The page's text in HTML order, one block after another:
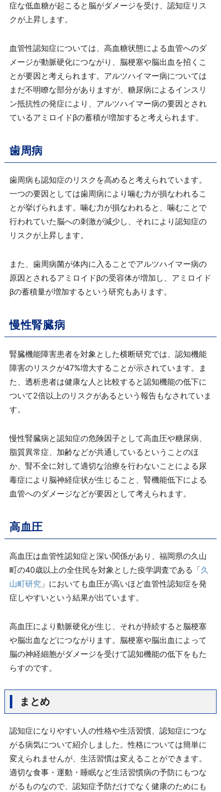
症な低血糖が起こると脳がダメージを受け、認知症リス
クが上昇します。
血管性認知症については、高血糖状態による血管へのダ
メージが動脈硬化につながり、脳梗塞や脳出血を招くこ
とが要因と考えられます。アルツハイマー病については
まだ不明瞭な部分がありますが、糖尿病によるインスリ
ン抵抗性の発症により、アルツハイマー病の要因とされ
ているアミロイドβの蓄積が増加すると考えられます。
歯周病
歯周病も認知症のリスクを高めると考えられています。
一つの要因としては歯周病により噛む力が損なわれるこ
とが挙げられます。噛む力が損なわれると、噛むことで
行われていた脳への刺激が減少し、それにより認知症の
リスクが上昇します。
また、歯周病菌が体内に入ることでアルツハイマー病の
原因とされるアミロイドβの受容体が増加し、アミロイド
βの蓄積量が増加するという研究もあります。
慢性腎臓病
腎臓機能障害患者を対象とした横断研究では、認知機能
障害のリスクが47%増大することが示されています。ま
た、透析患者は健康な人と比較すると認知機能の低下に
ついて2倍以上のリスクがあるという報告もなされていま
す。
慢性腎臓病と認知症の危険因子として高血圧や糖尿病、
脂質異常症、加齢などが共通しているということのほ
か、腎不全に対して適切な治療を行わないことによる尿
毒症により脳神経症状が生じること、腎機能低下による
血管へのダメージなどが要因として考えられます。
高血圧
高血圧は血管性認知症と深い関係があり、福岡県の久山
町の40歳以上の全住民を対象とした疫学調査である「久
山町研究」においても血圧が高いほど血管性認知症を発
症しやすいという結果が出ています。
高血圧により動脈硬化が生じ、それが持続すると脳梗塞
や脳出血などにつながります。脳梗塞や脳出血によって
脳の神経細胞がダメージを受けて認知機能の低下をもた
らすのです。
まとめ
認知症になりやすい人の性格や生活習慣、認知症につな
がる病気について紹介しました。性格については簡単に
変えられませんが、生活習慣は変えることができます。
適切な食事・運動・睡眠など生活習慣病の予防にもつな
がるものなので、認知症予防だけでなく健康のためにも